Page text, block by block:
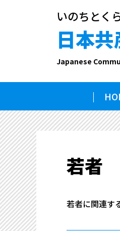
いのちとく
日本
Japanese
若者
若者に関連す